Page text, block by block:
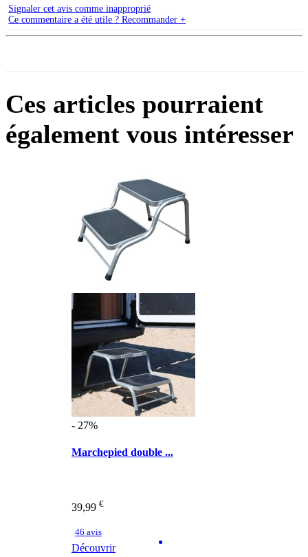
Signaler cet avis comme inapproprié
Ce commentaire a été utile ? Recommander +
Ces articles pourraient
également vous intéresser
- 27%
Marchepied double ...
39,99 €
46 avis
Découvrir